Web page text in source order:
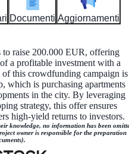
Documenti Aggiornamenti
raise 200.000 EUR, offering
a profitable investment with a
this crowdfunding campaign is
which is purchasing apartments
in the city. By leveraging
strategy, this offer ensures
high-yield returns to investors.
knowledge, no information has been
owner is responsible for the preparation